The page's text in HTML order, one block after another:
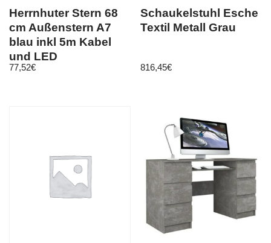
Herrnhuter Stern 68
cm Außenstern A7
blau inkl 5m Kabel
und LED
77,52€
Schaukelstuhl Esche
Textil Metall Grau
816,45€